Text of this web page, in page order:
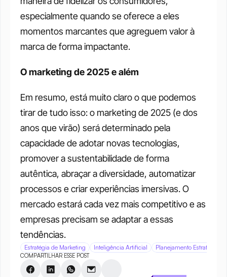
especialmente quando se oferece a eles
momentos marcantes que agreguem valor à
marca de forma impactante.
O marketing de 2025 e além
Em resumo, está muito claro o que podemos
tirar de tudo isso: o marketing de 2025 (e dos
anos que virão) será determinado pela
capacidade de adotar novas tecnologias,
promover a sustentabilidade de forma
autêntica, abraçar a diversidade, automatizar
processos e criar experiências imersivas. O
mercado estará cada vez mais competitivo e as
empresas precisam se adaptar a essas
tendências.
Estratégia de Marketing Inteligência Artificial Planejamento Estratégico
COMPARTILHAR ESSE POST